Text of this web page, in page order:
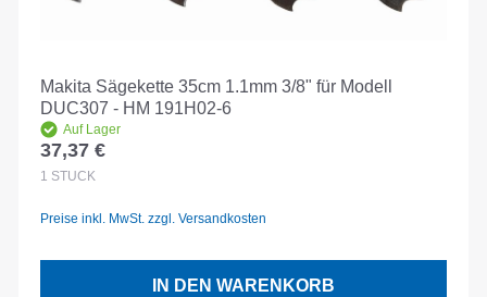
Makita Sägekette 35cm 1.1mm 3/8" für Modell
DUC307 - HM 191H02-6
Auf Lager
Regulärer Preis:
37,37 €
1 STÜCK
Preise inkl. MwSt. zzgl. Versandkosten
IN DEN WARENKORB